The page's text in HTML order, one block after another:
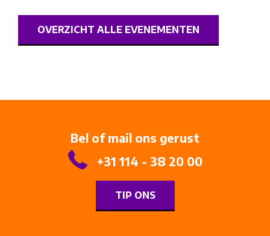
OVERZICHT ALLE EVENEMENTEN
Bel of mail ons gerust
+31 114 - 38 20 00
TIP ONS